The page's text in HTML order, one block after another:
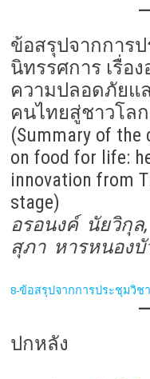
ข้อสรุปจากการ
นิทรรศการ เรื่อ
ความปลอดภัยแ
คนไทยสู่ชาวโลก
(Summary of the
on food for life:
innovation from
stage)
อรอนงค์ นัยวิกุ
สุภา หารหนองบั
8-ข้อสรุปจากการประชุมวิช
ปกหลัง